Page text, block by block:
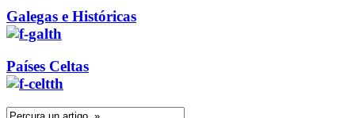
Galegas e Históricas
Países Celtas